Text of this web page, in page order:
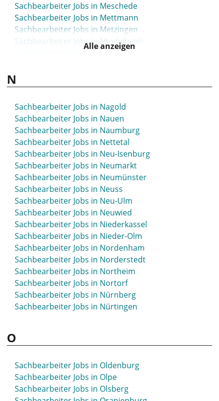
Sachbearbeiter Jobs in Meschede
Sachbearbeiter Jobs in Mettmann
Sachbearbeiter Jobs in Metzingen
Sachbearbeiter Jobs in Mindelheim
Sachbearbeiter Jobs in Minden
Sachbearbeiter Jobs in Mittenwald
Sachbearbeiter Jobs in Mittweida
Sachbearbeiter Jobs in Mölln
Sachbearbeiter Jobs in Mönchengladbach
Sachbearbeiter Jobs in Montabaur
Sachbearbeiter Jobs in Moosburg
Sachbearbeiter Jobs in Mosbach
Sachbearbeiter Jobs in Mössingen
Sachbearbeiter Jobs in Mühlacker
Sachbearbeiter Jobs in Mühldorf
Sachbearbeiter Jobs in Mühlhausen
Sachbearbeiter Jobs in Mülheim an der Ruhr
Sachbearbeiter Jobs in München
Sachbearbeiter Jobs in Münsingen
Sachbearbeiter Jobs in Münster
Sachbearbeiter Jobs in Murnau
Alle anzeigen
N
Sachbearbeiter Jobs in Nagold
Sachbearbeiter Jobs in Nauen
Sachbearbeiter Jobs in Naumburg
Sachbearbeiter Jobs in Nettetal
Sachbearbeiter Jobs in Neu-Isenburg
Sachbearbeiter Jobs in Neumarkt
Sachbearbeiter Jobs in Neumünster
Sachbearbeiter Jobs in Neuss
Sachbearbeiter Jobs in Neu-Ulm
Sachbearbeiter Jobs in Neuwied
Sachbearbeiter Jobs in Niederkassel
Sachbearbeiter Jobs in Nieder-Olm
Sachbearbeiter Jobs in Nordenham
Sachbearbeiter Jobs in Norderstedt
Sachbearbeiter Jobs in Northeim
Sachbearbeiter Jobs in Nortorf
Sachbearbeiter Jobs in Nürnberg
Sachbearbeiter Jobs in Nürtingen
O
Sachbearbeiter Jobs in Oldenburg
Sachbearbeiter Jobs in Olpe
Sachbearbeiter Jobs in Olsberg